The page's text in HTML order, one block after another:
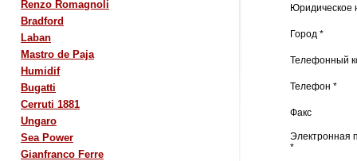
Renzo Romagnoli
Bradford
Laban
Mastro de Paja
Humidif
Bugatti
Cerruti 1881
Ungaro
Sea Power
Gianfranco Ferre
Юридическое
Город *
Телефонный
Телефон *
Факс
Электронная
*